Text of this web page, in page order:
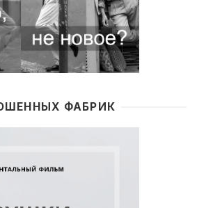
ФАБРИК